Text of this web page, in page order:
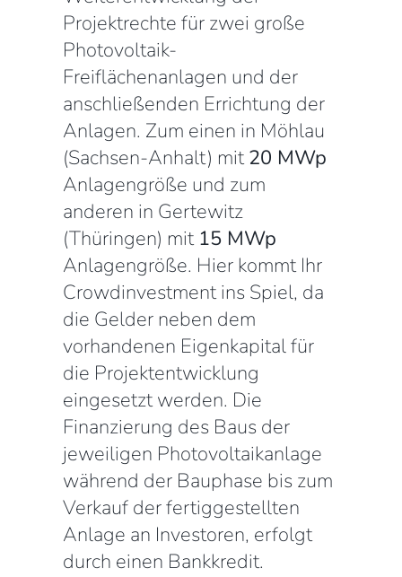
Projektrechte für zwei große
Photovoltaik-
Freiflächenanlagen und der
anschließenden Errichtung der
Anlagen. Zum einen in Möhlau
(Sachsen-Anhalt) mit20 MWp
Anlagengröße und zum
anderen in Gertewitz
(Thüringen) mit 15 MWp
Anlagengröße. Hier kommt Ihr
Crowdinvestment ins Spiel, da
die Gelder neben dem
vorhandenen Eigenkapital für
die Projektentwicklung
eingesetzt werden. Die
Finanzierung des Baus der
jeweiligen Photovoltaikanlage
während der Bauphase bis zum
Verkauf der fertiggestellten
Anlage an Investoren, erfolgt
durch einen Bankkredit.